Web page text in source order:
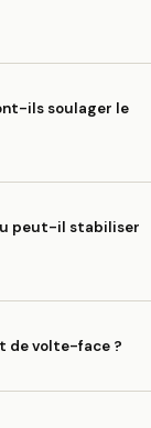
ils soulager le
peut-il stabiliser
de volte-face ?